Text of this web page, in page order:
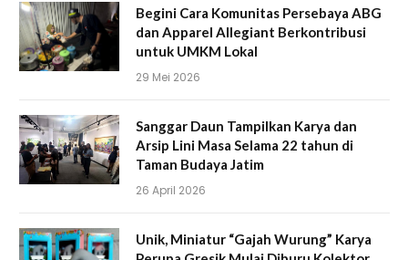
Begini Cara Komunitas Persebaya ABG
dan Apparel Allegiant Berkontribusi
untuk UMKM Lokal
29 Mei 2026
Sanggar Daun Tampilkan Karya dan
Arsip Lini Masa Selama 22 tahun di
Taman Budaya Jatim
26 April 2026
Unik, Miniatur “Gajah Wurung” Karya